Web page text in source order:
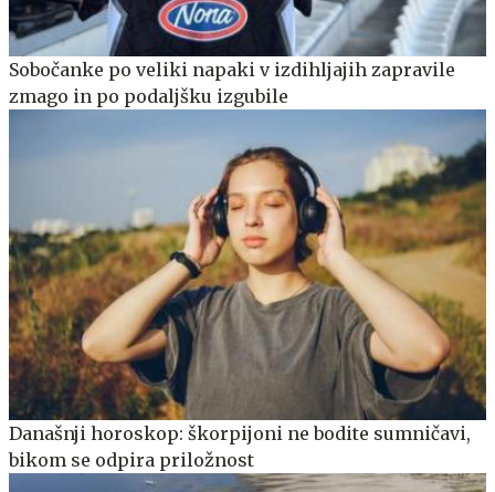
Sobočanke po veliki napaki v izdihljajih zapravile
zmago in po podaljšku izgubile
Današnji horoskop: škorpijoni ne bodite sumničavi,
bikom se odpira priložnost